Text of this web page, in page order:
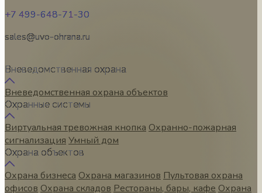
+7 499-648-71-30
sales@uvo-ohrana.ru
Вневедомственная охрана
Вневедомственная охрана объектов
Охранные системы
Виртуальная тревожная кнопка Охранно-пожарная
сигнализация Умный дом
Охрана объектов
Охрана бизнеса Охрана магазинов Пультовая охрана
офисов Охрана складов Рестораны, бары, кафе Охрана